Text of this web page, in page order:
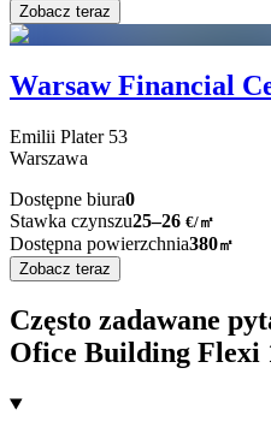
Zobacz teraz
Warsaw Financial
Emilii Plater 53
Warszawa
Dostępne biura0
Stawka czynszu25–26 €/㎡
Dostępna powierzchnia380㎡
Zobacz teraz
Często zadawane
Ofice Building Flexi